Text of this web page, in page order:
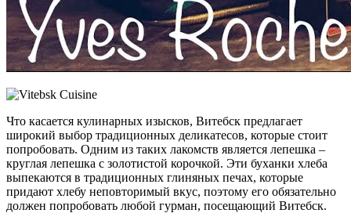
Что касается кулинарных изысков, Витебск предлагает
широкий выбор традиционных деликатесов, которые стоит
попробовать. Одним из таких лакомств является лепешка –
круглая лепешка с золотистой корочкой. Эти буханки хлеба
выпекаются в традиционных глиняных печах, которые
придают хлебу неповторимый вкус, поэтому его обязательно
должен попробовать любой гурман, посещающий Витебск.